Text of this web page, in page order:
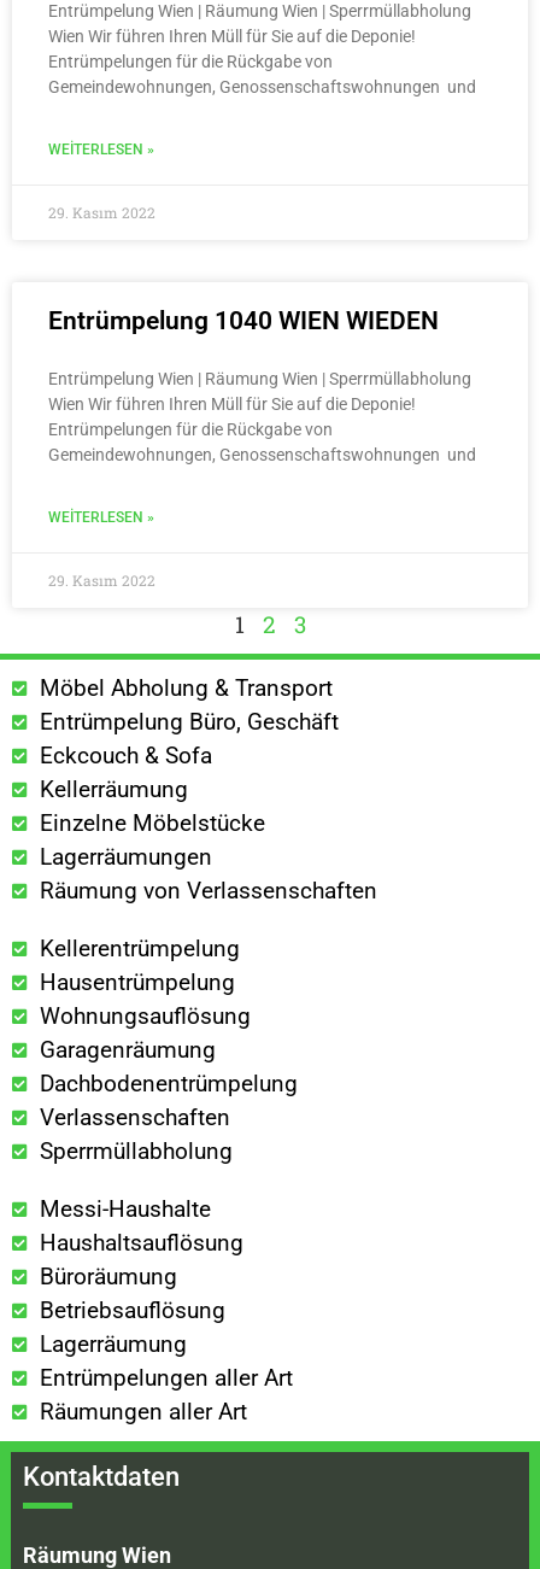
Entrümpelung Wien | Räumung Wien | Sperrmüllabholung
Wien Wir führen Ihren Müll für Sie auf die Deponie!
Entrümpelungen für die Rückgabe von
Gemeindewohnungen, Genossenschaftswohnungen und
WEITERLESEN »
29. Kasım 2022
Entrümpelung 1040 WIEN WIEDEN
Entrümpelung Wien | Räumung Wien | Sperrmüllabholung
Wien Wir führen Ihren Müll für Sie auf die Deponie!
Entrümpelungen für die Rückgabe von
Gemeindewohnungen, Genossenschaftswohnungen und
WEITERLESEN »
29. Kasım 2022
1 2 3
Möbel Abholung & Transport
Entrümpelung Büro, Geschäft
Eckcouch & Sofa
Kellerräumung
Einzelne Möbelstücke
Lagerräumungen
Räumung von Verlassenschaften
Kellerentrümpelung
Hausentrümpelung
Wohnungsauflösung
Garagenräumung
Dachbodenentrümpelung
Verlassenschaften
Sperrmüllabholung
Messi-Haushalte
Haushaltsauflösung
Büroräumung
Betriebsauflösung
Lagerräumung
Entrümpelungen aller Art
Räumungen aller Art
Kontaktdaten
Räumung Wien